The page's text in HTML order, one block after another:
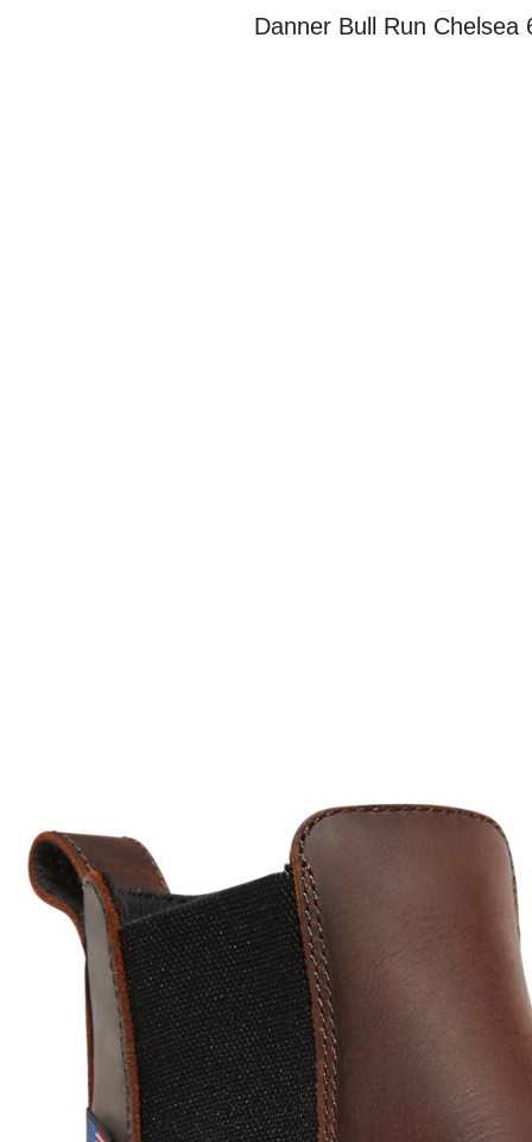
Danner Bull Run Chelsea